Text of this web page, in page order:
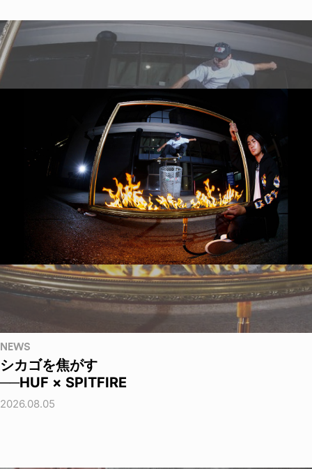
NEWS
シカゴを焦がす
──HUF × SPITFIRE
2026.08.05